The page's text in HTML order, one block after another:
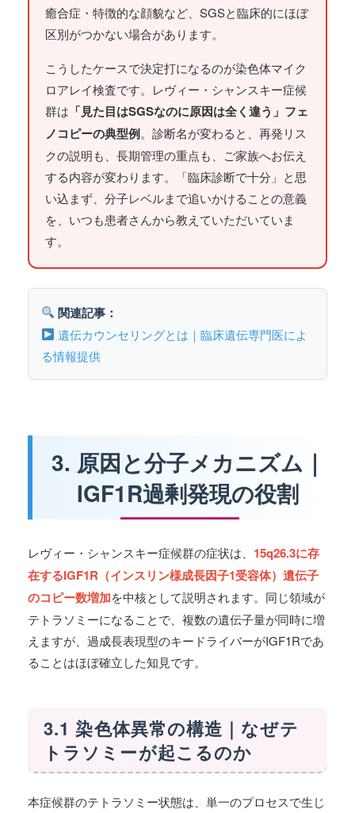
癒合症・特徴的な顔貌など、SGSと臨床的にほぼ
区別がつかない場合があります。
こうしたケースで決定打になるのが染色体マイク
ロアレイ検査です。レヴィー・シャンスキー症候
群は 「見た目はSGSなのに原因は全く違う」フェ
ノコピーの典型例。診断名が変わると、再発リス
クの説明も、長期管理の重点も、ご家族へお伝え
する内容が変わります。「臨床診断で十分」と思
い込まず、分子レベルまで追いかけることの意義
を、いつも患者さんから教えていただいていま
す。
関連記事：
遺伝カウンセリングとは｜臨床遺伝専門医によ
る情報提供
3. 原因と分子メカニズム｜
IGF1R過剰発現の役割
レヴィー・シャンスキー症候群の症状は、 15q26.3に存
在するIGF1R（インスリン様成長因子1受容体）遺伝子
のコピー数増加を中核として説明されます。同じ領域が
テトラソミーになることで、複数の遺伝子量が同時に増
えますが、過成長表現型のキードライバーがIGF1Rであ
ることはほぼ確立した知見です。
3.1 染色体異常の構造｜なぜテ
トラソミーが起こるのか
本症候群のテトラソミー状態は、単一のプロセスで生じ